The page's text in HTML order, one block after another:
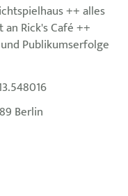
++ alles
Rick's Café ++
Publikumserfolge
Berlin